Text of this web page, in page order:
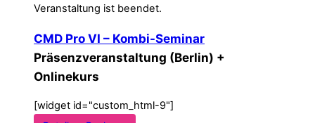
Veranstaltung ist beendet.
CMD Pro VI – Kombi-Seminar
Präsenzveranstaltung (Berlin) +
Onlinekurs
[widget id="custom_html-9"]